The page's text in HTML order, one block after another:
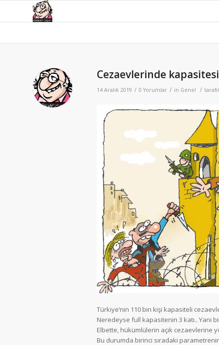
Cezaevlerinde
14 Aralık 2019 / 0 Yorumlar / in Genel /
Türkiye’nin 110 bin kişi kapasiteli
Neredeyse full kapasitenin 3 katı.. Yani
Elbette, hükümlülerin açık cezaevlerine
Bu durumda birinci sıradaki parametrenin